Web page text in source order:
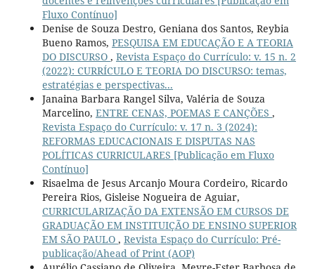
Fluxo Contínuo]
Denise de Souza Destro, Geniana dos Santos, Reybia
Bueno Ramos, PESQUISA EM EDUCAÇÃO E A TEORIA
DO DISCURSO , Revista Espaço do Currículo: v. 15 n. 2
(2022): CURRÍCULO E TEORIA DO DISCURSO: temas,
estratégias e perspectivas...
Janaina Barbara Rangel Silva, Valéria de Souza
Marcelino, ENTRE CENAS, POEMAS E CANÇÕES ,
Revista Espaço do Currículo: v. 17 n. 3 (2024):
REFORMAS EDUCACIONAIS E DISPUTAS NAS
POLÍTICAS CURRICULARES [Publicação em Fluxo
Contínuo]
Risaelma de Jesus Arcanjo Moura Cordeiro, Ricardo
Pereira Rios, Gisleise Nogueira de Aguiar,
CURRICULARIZAÇÃO DA EXTENSÃO EM CURSOS DE
GRADUAÇÃO EM INSTITUIÇÃO DE ENSINO SUPERIOR
EM SÃO PAULO , Revista Espaço do Currículo: Pré-
publicação/Ahead of Print (AOP)